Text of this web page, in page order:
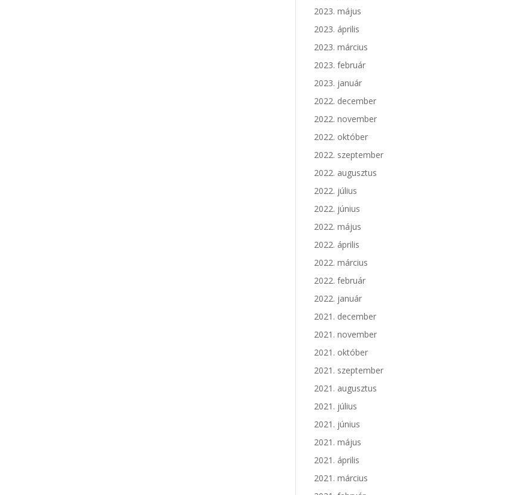
2023. május
2023. április
2023. március
2023. február
2023. január
2022. december
2022. november
2022. október
2022. szeptember
2022. augusztus
2022. július
2022. június
2022. május
2022. április
2022. március
2022. február
2022. január
2021. december
2021. november
2021. október
2021. szeptember
2021. augusztus
2021. július
2021. június
2021. május
2021. április
2021. március